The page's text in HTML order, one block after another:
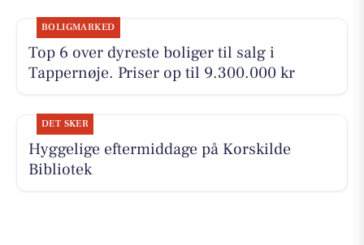
BOLIGMARKED
Top 6 over dyreste boliger til salg i
Tappernøje. Priser op til 9.300.000 kr
DET SKER
Hyggelige eftermiddage på Korskilde
Bibliotek